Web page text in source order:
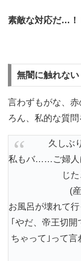
素敵な対応だ…！
無闇に触れない
言わずもがな、
ろん、私的な質
久しぶ
私もバ……ご婦人
じ
(
お風呂が壊れて
｢やだ、帝王切
ちゃって｣って